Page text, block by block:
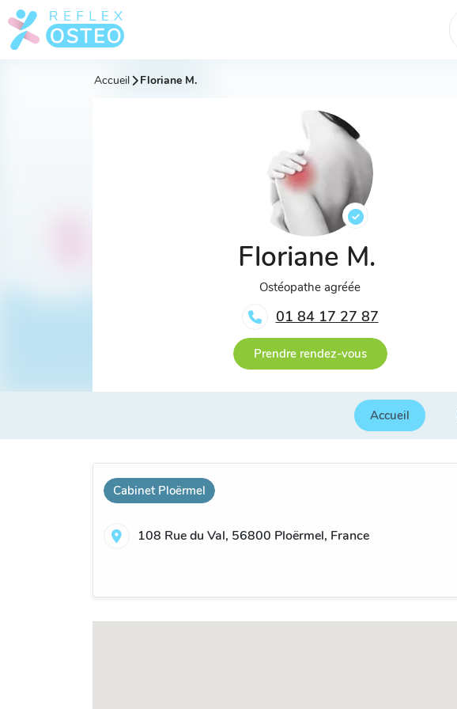
Accueil Floriane M.
Floriane M.
Ostéopathe agréée
01 84 17 27 87
Prendre rendez-vous
Accueil
Cabinet Ploërmel
108 Rue du Val, 56800 Ploërmel, France